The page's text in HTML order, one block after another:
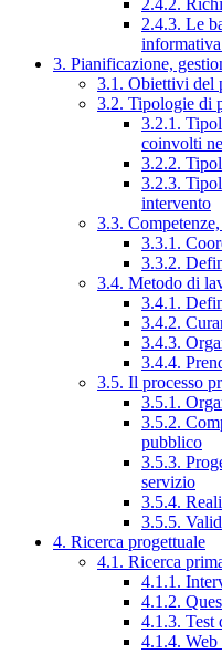
2.4.2.
2.4.3. Le
3. Pianificazione,
3.1. Obiettivi del
3.2. Tipologie di
3.2.1.
coinvolti
3.2.2.
3.2.3.
intervento
3.3.
3.3.1.
3.3.2.
3.4. Metodo di
3.4.1.
3.4.2.
3.4.3.
3.4.4.
3.5. Il processo
3.5.1.
3.5.2.
pubblico
3.5.3.
servizio
3.5.4.
3.5.5.
4. Ricerca progettuale
4.1. Ricerca
4.1.1.
4.1.2.
4.1.3. Test
4.1.4. Web